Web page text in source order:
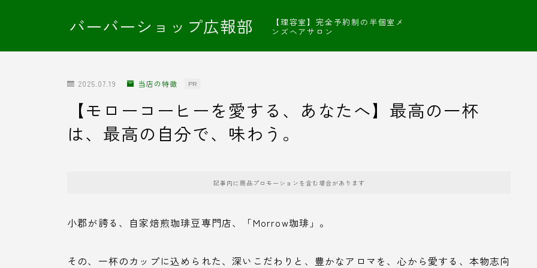
バーバーショップ広報部
【理容室】完全予約制の半個室メ
ンズヘアサロン
2025.07.19 当店の特徴 PR
【モローコーヒーを愛する、あなたへ】最高の一杯
は、最高の自分で、味わう。
記事内に商品プロモーションを含む場合があります
小郡が誇る、自家焙煎珈琲豆専門店、「Morrow珈琲」。
その、一杯のカップに込められた、深いこだわりと、豊かなアロマを、心から愛する、本物志向